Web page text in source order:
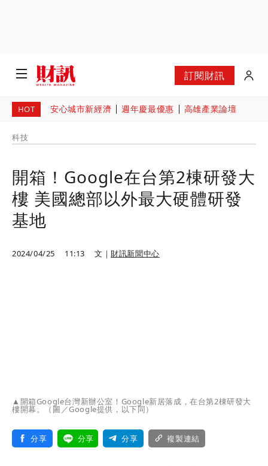
訂閱財訊
HOT 安心城市新經濟 週年慶最優惠 高雄產業論壇
科技
開箱！Google在台第2棟研發大
樓 美國總部以外最大硬體研發
基地
2024/04/25 11:13 文｜ 財訊新聞中心
▲開箱Google台灣新辦公室！Google新居落成，在台第2棟研發大
樓開幕。（圖／Google提供，以下同）
分享 分享 分享 複製連結